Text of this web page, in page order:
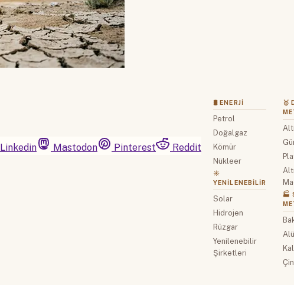
Linkedin Mastodon Pinterest
Reddit
🛢 ENERJI
Petrol
Doğalgaz
Kömür
Nükleer
☀️
YENILENEBILIR
Solar
Hidrojen
Rüzgar
Yenilenebilir
Şirketleri
🥇
🏭